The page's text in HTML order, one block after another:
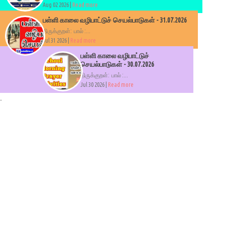
Aug 02 2026 | Read more
பள்ளி காலை வழிபாட்டுச் செயல்பாடுகள் - 31.07.2026
திருக்குறள்: பால் :...
Jul 31 2026 |
Read more
பள்ளி காலை வழிபாட்டுச்
செயல்பாடுகள் - 30.07.2026
திருக்குறள்: பால் :...
Jul 30 2026 |
Read more